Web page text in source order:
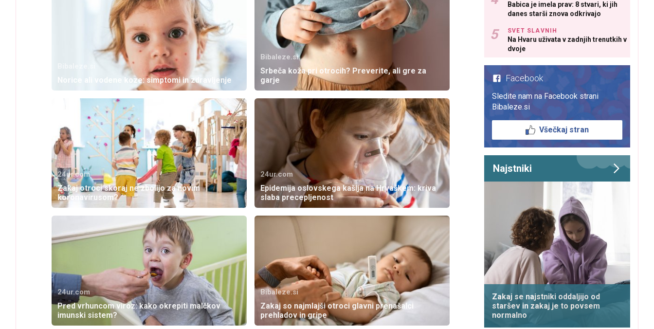
Norice ali vodene koze: simptomi in zdravljenje
Bibaleze.si
Srbeča koža pri otrocih? Preverite, ali gre za
garje
24ur.com
Zakaj otroci skoraj ne zbolijo za novim
koronavirusom?
24ur.com
Epidemija oslovskega kašlja na Hrvaškem: kriva
slaba precepljenost
24ur.com
Pred vrhuncom viroz: kako okrepiti malčkov
imunski sistem?
Bibaleze.si
Zakaj so najmlajši otroci glavni prenašalci
prehladov in gripe
Babica je imela prav: 8 stvari, ki jih
danes starši znova odkrivajo
SVET SLAVNIH
Na Hvaru uživata v zadnjih trenutkih v
dvoje
Facebook
Sledite nam na Facebook strani
Bibaleze.si
Všečkaj stran
Najstniki
Zakaj se najstniki oddaljijo od
staršev in zakaj je to povsem
normalno